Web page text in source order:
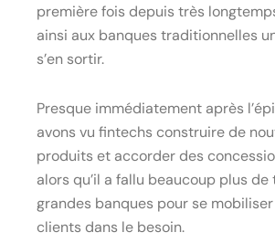
première fois depuis très
ainsi aux banques traditionnelles
s’en sortir.
Presque immédiatement après
avons vu fintechs construire de
produits et accorder des
alors qu’il a fallu beaucoup plus de
grandes banques pour se
clients dans le besoin.